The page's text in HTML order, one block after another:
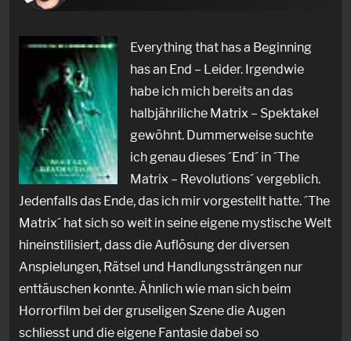
Everything that has a Beginning
has an End – Leider. Irgendwie
habe ich mich bereits an das
halbjähriliche Matrix – Spektakel
gewöhnt. Dummerweise suchte
ich genau dieses ´End´ in ´The
Matrix – Revolutions´ vergeblich.
Jedenfalls das Ende, das ich mir vorgestellt hatte. ´The
Matrix´ hat sich so weit in seine eigene mystische Welt
hineinstilisiert, dass die Auflösung der diversen
Anspielungen, Rätsel und Handlungssträngen nur
enttäuschen konnte. Ähnlich wie man sich beim
Horrorfilm bei der gruseligen Szene die Augen
schliesst und die eigene Fantasie dabei so